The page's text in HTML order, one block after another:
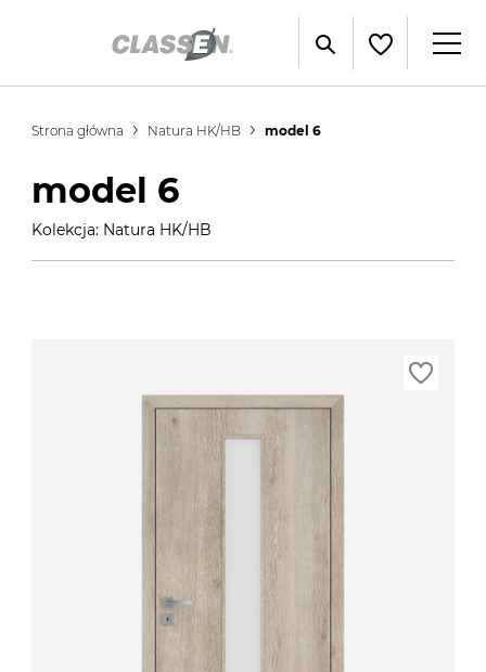
Strona główna Natura HK/HB model 6
model 6
Kolekcja: Natura HK/HB